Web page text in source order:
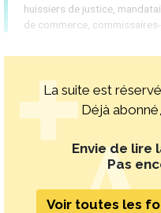
huissiers de justice,
de commerce,
La suite est
Déjà abonné,
Envie de lire
Pas
Voir toutes les